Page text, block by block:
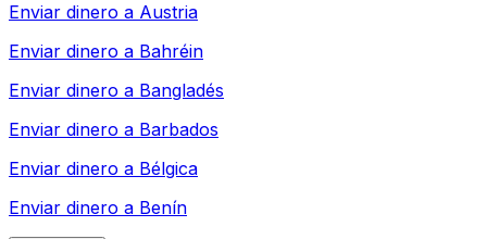
Enviar dinero a Austria
Enviar dinero a Bahréin
Enviar dinero a Bangladés
Enviar dinero a Barbados
Enviar dinero a Bélgica
Enviar dinero a Benín